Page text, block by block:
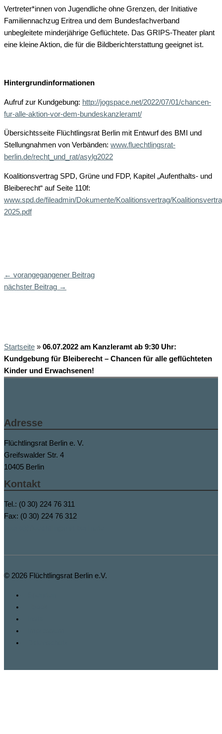
Vertreter*innen von Jugendliche ohne Grenzen, der Initiative
Familiennachzug Eritrea und dem Bundesfachverband
unbegleitete minderjährige Geflüchtete. Das GRIPS-Theater plant
eine kleine Aktion, die für die Bildberichterstattung geeignet ist.
Hintergrundinformationen
Aufruf zur Kundgebung: http://jogspace.net/2022/07/01/chancen-
fur-alle-aktion-vor-dem-bundeskanzleramt/
Übersichtsseite Flüchtlingsrat Berlin mit Entwurf des BMI und
Stellungnahmen von Verbänden: www.fluechtlingsrat-
berlin.de/recht_und_rat/asylg2022
Koalitionsvertrag SPD, Grüne und FDP, Kapitel „Aufenthalts- und
Bleiberecht“ auf Seite 110f:
www.spd.de/fileadmin/Dokumente/Koalitionsvertrag/
2025.pdf
← vorangegangener Beitrag
nächster Beitrag →
Startseite » 06.07.2022 am Kanzleramt ab 9:30 Uhr:
Kundgebung für Bleiberecht – Chancen für alle geflüchteten
Kinder und Erwachsenen!
Adresse
Flüchtlingsrat Berlin e. V.
Greifswalder Str. 4
10405 Berlin
Kontakt
Tel.: (0 30) 224 76 311
Fax: (0 30) 224 76 312
© 2026 Flüchtlingsrat Berlin e.V.